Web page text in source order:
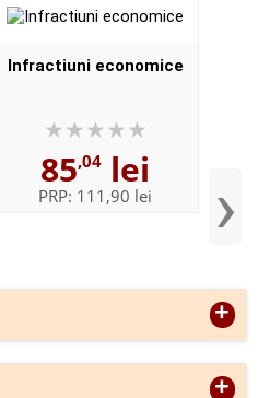
+
+
Infractiuni economice
85,04 lei
PRP: 111,90 lei ›